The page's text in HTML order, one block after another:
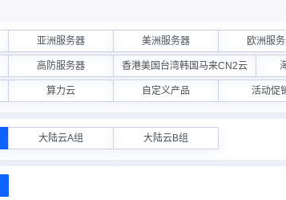
亚洲服务器 美洲服务器 欧洲服
高防服务器 香港美国台湾韩国马来CN2云
算力云 自定义产品 活动促
大陆云A组 大陆云B组